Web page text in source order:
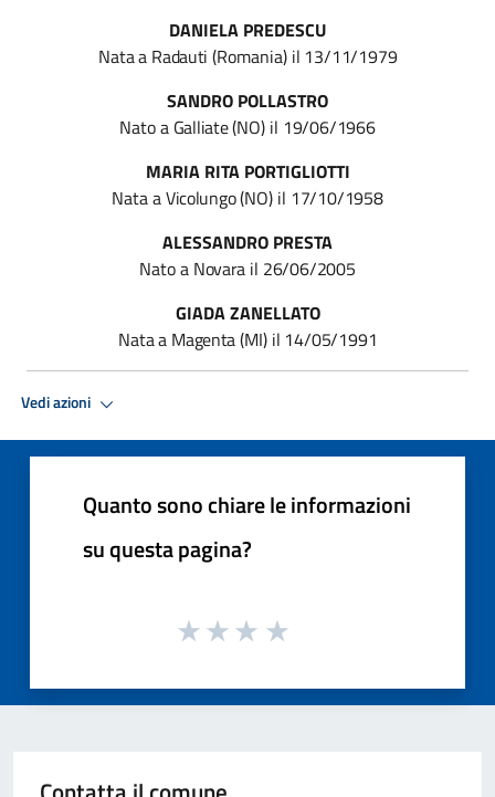
DANIELA PREDESCU
Nataa Radauti (Romania) il 13/11/1979
SANDRO POLLASTRO
NatoaGalliate(NO) il 19/06/1966
MARIA RITA PORTIGLIOTTI
NataaVicolungo(NO) il 17/10/1958
ALESSANDRO PRESTA
Natoa Novara il 26/06/2005
GIADA ZANELLATO
Nataa Magenta(MI) il 14/05/1991
Vedi azioni
Quanto sono chiare le informazioni
su questa pagina?